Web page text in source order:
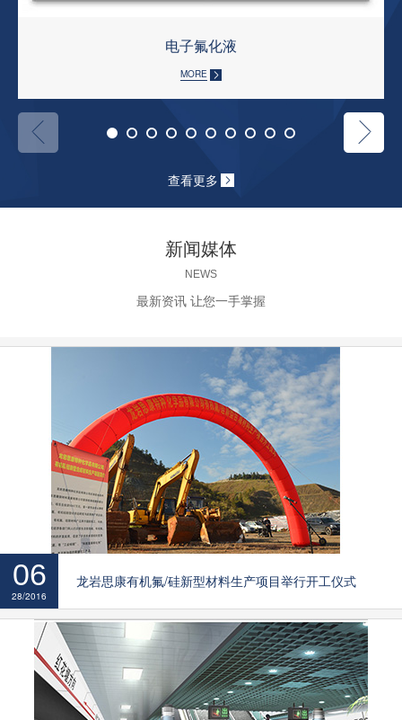
电子氟化液
MORE
查看更多
新闻媒体
NEWS
最新资讯 让您一手掌握
06
28/2016
龙岩思康有机氟/硅新型材料生产项目举行开工仪式